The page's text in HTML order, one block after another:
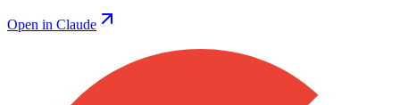
Open in Claude